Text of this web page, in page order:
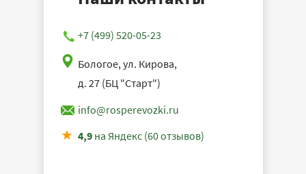
+7 (499) 520-05-23
Бологое, ул. Кирова,
д. 27 (БЦ "Старт")
info@rosperevozki.ru
4,9на Яндекс (60 отзывов)